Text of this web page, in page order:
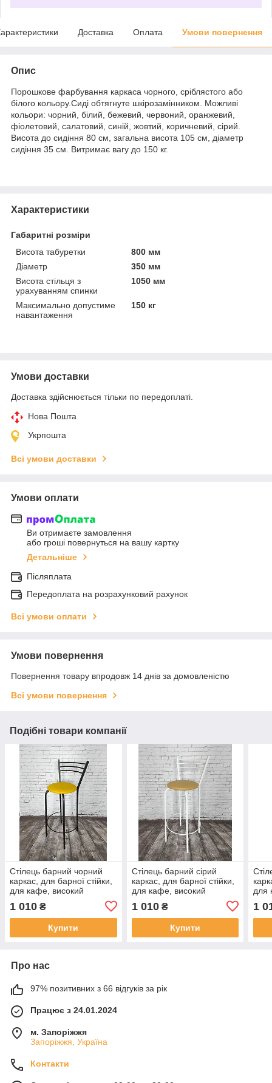
Доставка Оплата Умови повернення
Опис
Порошкове фарбування каркаса чорного, сріблястого або
білого кольору.Сиді обтягнуте шкірозамінником. Можливі
кольори: чорний, білий, бежевий, червоний, оранжевий,
фіолетовий, салатовий, синій, жовтий, коричневий, сірий.
Висота до сидіння 80 см, загальна висота 105 см, діаметр
сидіння 35 см. Витримає вагу до 150 кг.
Характеристики
Габаритні розміри
Висота табуретки
800 мм
Діаметр
350 мм
Висота стільця з
урахуванням спинки
1050 мм
Максимально допустиме
навантаження
150 кг
Умови доставки
Доставка здійснюється тільки по передоплаті.
Нова Пошта
Укрпошта
Всі умови доставки
Умови оплати
Ви отримаєте замовлення
або гроші повернуться на вашу картку
Детальніше
Післяплата
Передоплата на розрахунковий рахунок
Всі умови оплати
Умови повернення
Повернення товару впродовж 14 днів за домовленістю
Всі умови повернення
Подібні товари компанії
Стілець барний чорний
каркас, для барної стійки,
для кафе, високий
барний стілець, стілець
для бару
1 010 ₴
Купити
Стілець барний сірий
каркас, для барної стійки,
для кафе, високий
барний стілець, стілець
для бару
1 010₴
Купити
для
для
1
Про нас
97% позитивних з 66 відгуків за рік
Працює з 24.01.2024
м. Запоріжжя
Запоріжжя, Україна
Контакти